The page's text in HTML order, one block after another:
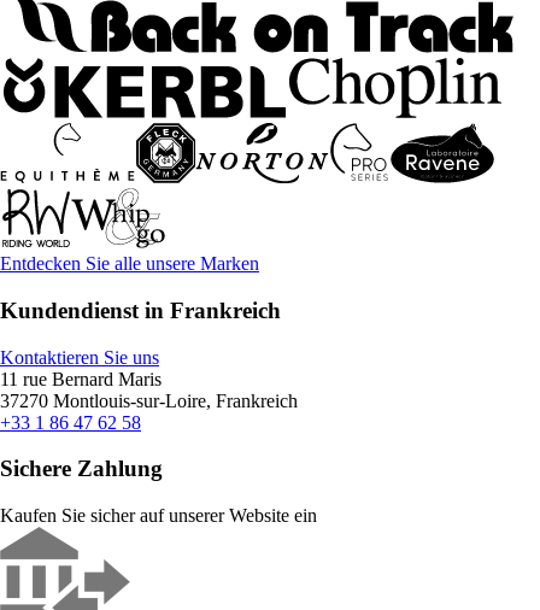
Entdecken Sie alle unsere Marken
Kundendienst in Frankreich
Kontaktieren Sie uns
11 rue Bernard Maris
37270 Montlouis-sur-Loire, Frankreich
+33 1 86 47 62 58
Sichere Zahlung
Kaufen Sie sicher auf unserer Website ein